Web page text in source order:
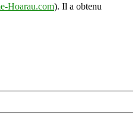
Hoarau.com). Il a obtenu